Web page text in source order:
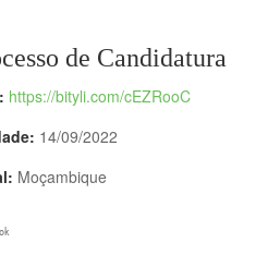
de Candidatura
https://bityli.com/cEZRooC
14/09/2022
Moçambique